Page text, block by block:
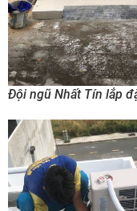
Đội ngũ Nhất Tín lắp